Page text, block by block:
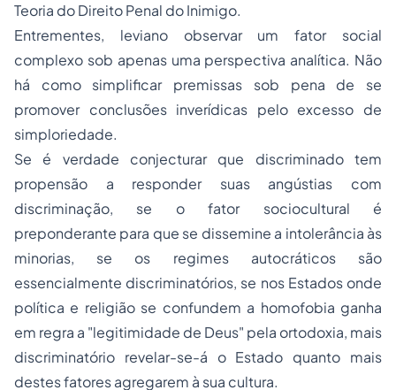
Teoria do DireitoPenal do Inimigo.
Entrementes, leviano observar um fator social
complexo sob apenas uma perspectiva analítica. Não
há como simplificar premissas sob pena de se
promover conclusões inverídicas pelo excesso de
simploriedade.
Se é verdade conjecturar que discriminado tem
propensão a responder suas angústias com
discriminação, se o fator sociocultural é
preponderante para que se dissemine a intolerância às
minorias, se os regimes autocráticos são
essencialmente discriminatórios, se nos Estados onde
política e religião se confundem a homofobia ganha
em regra a "legitimidade de Deus" pela ortodoxia, mais
discriminatório revelar-se-á o Estado quanto mais
destes fatores agregarem à sua cultura.